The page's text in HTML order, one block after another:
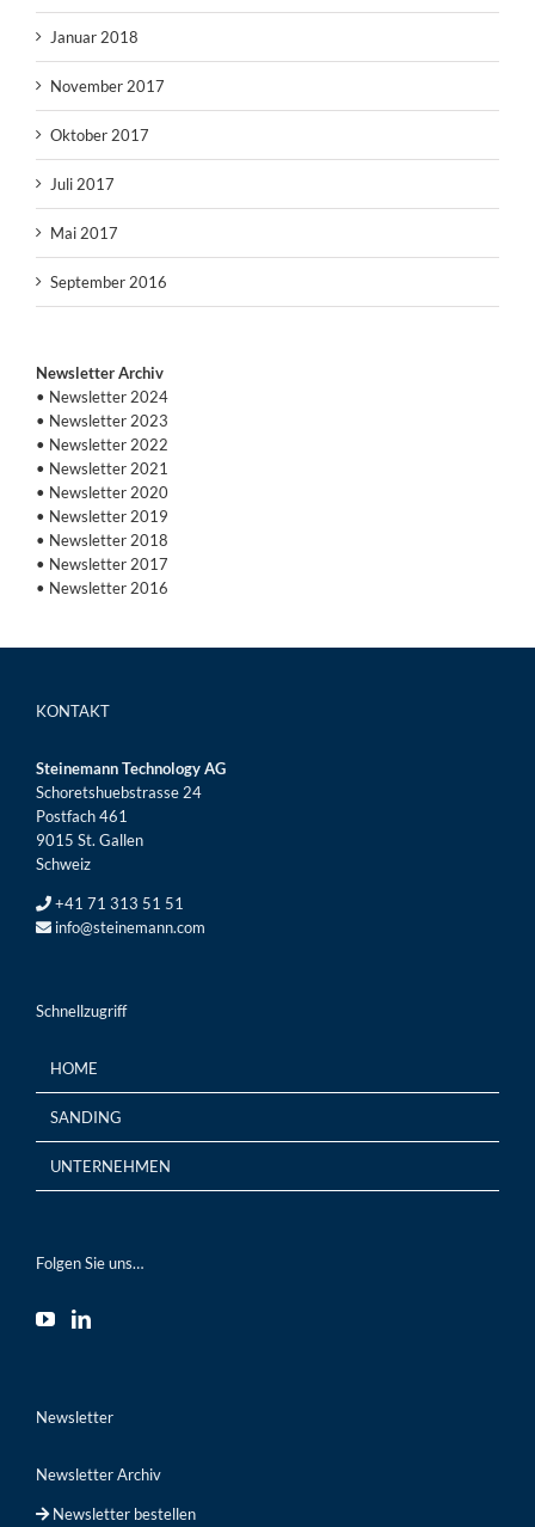
Januar 2018
November 2017
Oktober 2017
Juli 2017
Mai 2017
September 2016
Newsletter Archiv
• Newsletter 2024
• Newsletter 2023
• Newsletter 2022
• Newsletter 2021
• Newsletter 2020
• Newsletter 2019
• Newsletter 2018
• Newsletter 2017
• Newsletter 2016
KONTAKT
Steinemann Technology AG
Schoretshuebstrasse 24
Postfach 461
9015 St. Gallen
Schweiz
+41 71 313 51 51
info@steinemann.com
Schnellzugriff
HOME
SANDING
UNTERNEHMEN
Folgen Sie uns…
Newsletter
Newsletter Archiv
Newsletter bestellen